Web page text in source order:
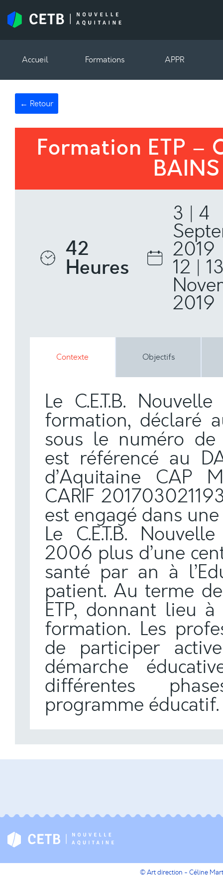
Accueil Formations APPR
← Retour
Formation ETP –
BAINS
42
Heures
3 | 4
2019
12 |
2019
Contexte Objectifs
Le C.E.T.B.
formation, déclaré
sous le numéro
est référencé au
d’Aquitaine CAP
CARIF
est engagé dans
Le C.E.T.B.
2006 plus d’une
santé par an à
patient. Au terme
ETP, donnant lieu
formation. Les
de participer
démarche
différentes
programme éducatif.
© Art direction - Céline